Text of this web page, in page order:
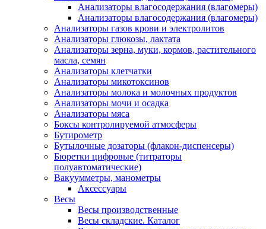
Анализаторы влагосодержания (влагомеры)
Анализаторы влагосодержания (влагомеры)
Анализаторы газов крови и электролитов
Анализаторы глюкозы, лактата
Анализаторы зерна, муки, кормов, растительного
масла, семян
Анализаторы клетчатки
Анализаторы микотоксинов
Анализаторы молока и молочных продуктов
Анализаторы мочи и осадка
Анализаторы мяса
Боксы контролируемой атмосферы
Бутирометр
Бутылочные дозаторы (флакон-диспенсеры)
Бюретки цифровые (титраторы
полуавтоматические)
Вакуумметры, манометры
Аксессуары
Весы
Весы производственные
Весы складские. Каталог